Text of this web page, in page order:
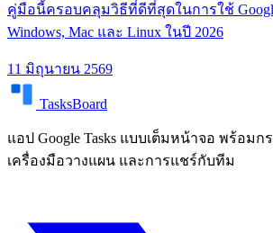
คู่มือนี้ครอบคลุมวิธีที่ดีที่สุดในการใช้
Windows, Mac และ Linux ในปี 2026
11 มิถุนายน 2569
TasksBoard
แอป Google Tasks แบบเต็มหน้าจอ พร้อมก
เครื่องมือวางแผน และการแชร์กับทีม